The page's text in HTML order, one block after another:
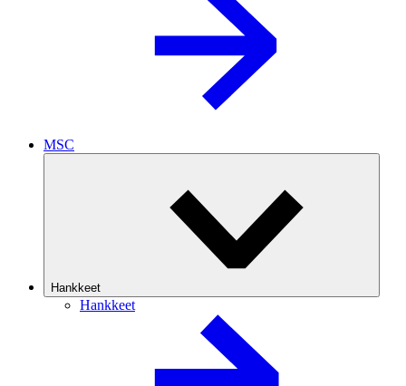
MSC
Hankkeet
Hankkeet